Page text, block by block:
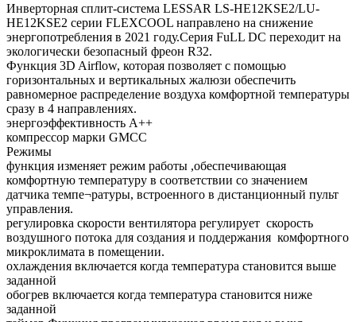
Инверторная сплит-система LESSAR LS-HE12KSE2/LU-
HE12KSE2 серии FLEXCOOL направлено на снижение
энергопотребления в 2021 году.Серия FuLL DC переходит на
экологически безопасный фреон R32.
Функция 3D Airflow, которая позволяет с помощью
горизонтальных и вертикальных жалюзи обеспечить
равномерное распределение воздуха комфортной температуры
сразу в 4 направлениях.
энергоэффективность А++
компрессор марки GMCC
Режимы
функция изменяет режим работы ,обеспечивающая
комфортную температуру в соответствии со значением
датчика темпе¬ратуры, встроенного в дистанционный пульт
управления.
регулировка скорости вентилятора регулирует скорость
воздушного потока для создания и поддержания комфортного
микроклимата в помещении.
охлаждения включается когда температура становится выше
заданной
обогрев включается когда температура становится ниже
заданной